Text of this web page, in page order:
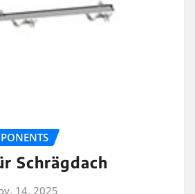
Schrägdach
14, 2025